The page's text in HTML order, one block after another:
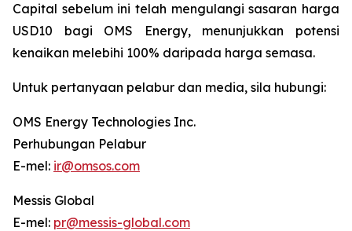
Capital sebelum ini telah mengulangi sasaran harga
USD10 bagi OMS Energy, menunjukkan potensi
kenaikan melebihi 100% daripada harga semasa.
Untuk pertanyaan pelabur dan media, sila hubungi:
OMS Energy Technologies Inc.
Perhubungan Pelabur
E-mel: ir@omsos.com
Messis Global
E-mel: pr@messis-global.com